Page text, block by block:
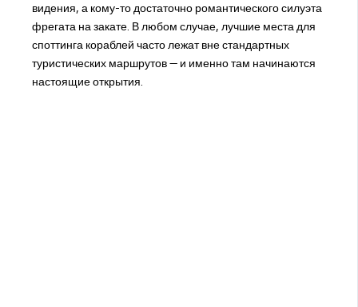
видения, а кому-то достаточно романтического силуэта
фрегата на закате. В любом случае, лучшие места для
споттинга кораблей часто лежат вне стандартных
туристических маршрутов — и именно там начинаются
настоящие открытия.